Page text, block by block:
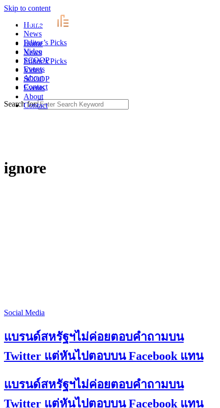
Skip to content
Home
News
Editor’s Picks
Video
SCOOP
Events
About
Contact
Home
News
Editor’s Picks
Video
SCOOP
Events
About
Contact
Search for:
ignore
Social Media
แบรนด์สหรัฐฯไม่ค่อยตอบคำถามบน
Twitter แต่หันไปตอบบน Facebook แทน
แบรนด์สหรัฐฯไม่ค่อยตอบคำถามบน
Twitter แต่หันไปตอบบน Facebook แทน